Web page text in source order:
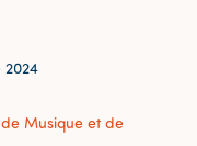
2024
Musique et de